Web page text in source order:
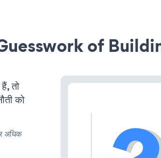
of
तो
को
अधिक